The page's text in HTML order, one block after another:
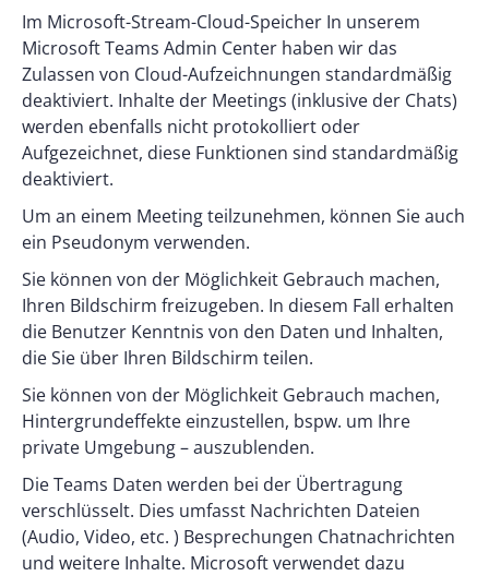
Im Microsoft-Stream-Cloud-Speicher In unserem
Microsoft Teams Admin Center haben wir das
Zulassen von Cloud-Aufzeichnungen standardmäßig
deaktiviert. Inhalte der Meetings (inklusive der Chats)
werden ebenfalls nicht protokolliert oder
Aufgezeichnet, diese Funktionen sind standardmäßig
deaktiviert.
Um an einem Meeting teilzunehmen, können Sie auch
ein Pseudonym verwenden.
Sie können von der Möglichkeit Gebrauch machen,
Ihren Bildschirm freizugeben. In diesem Fall erhalten
die Benutzer Kenntnis von den Daten und Inhalten,
die Sie über Ihren Bildschirm teilen.
Sie können von der Möglichkeit Gebrauch machen,
Hintergrundeffekte einzustellen, bspw. um Ihre
private Umgebung – auszublenden.
Die Teams Daten werden bei der Übertragung
verschlüsselt. Dies umfasst Nachrichten Dateien
(Audio, Video, etc. ) Besprechungen Chatnachrichten
und weitere Inhalte. Microsoft verwendet dazu